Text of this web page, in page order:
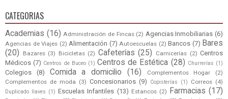
CATEGORIAS
Academias (16) Administración de Fincas (2) Agencias Inmobiliarias (6)
Agencias de Viajes (2) Alimentación (7) Autoescuelas (2) Bancos (7) Bares
(20)
Bazares (3) Bicicletas (2) Cafeterías (25) Carnicerías (2) Centros
Médicos (7) Centros de Buceo (1) Centros de Estética (28) Churrerías (1)
Colegios (8) Comida a domicilio (16) Complementos Hogar
(2)
Complementos de moda (3) Concesionarios (9) Copisterías (1) Correos (4)
Duplicado llaves (1) Escuelas Infantiles (13) Estancos (2) Farmacias (17)